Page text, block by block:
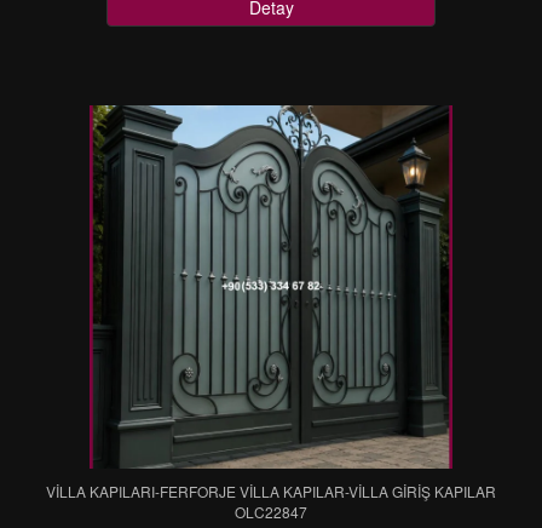
Detay
VİLLA KAPILARI-FERFORJE VİLLA KAPILAR-VİLLA GİRİŞ KAPILAR
OLC22847